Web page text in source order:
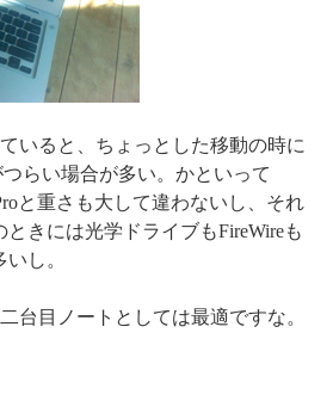
いると、ちょっとした移動の時に
らい場合が多い。かといって
と重さも大して違わないし、それ
きには光学ドライブもFireWireも
し。
台目ノートとしては最適ですな。